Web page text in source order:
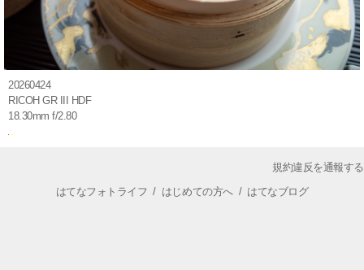
20260424
RICOH GR III HDF
18.30mm f/2.80
規約違反を通報する
はてなフォトライフ / はじめての方へ/ はてなブログ